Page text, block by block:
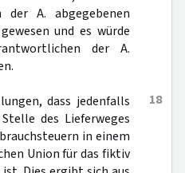
der A. abgegebenen
und es würde
der A.
18
dass jedenfalls
des Lieferweges
in einem
Union für das fiktiv